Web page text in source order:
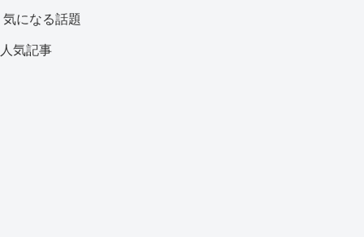
気になる話題
人気記事